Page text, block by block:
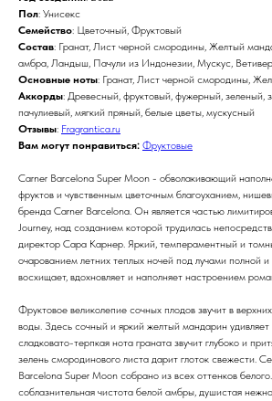
Пол: Унисекс
Семейство: Цветочный, Фруктовый
Состав: Гранат, Лист черной смородины, Желтый
амбра, Ландыш, Пачули из Индонезии, Мускус, Ветивер
Основные ноты: Гранат, Лист черной смородины,
Аккорды: Древесный, фруктовый, фужерный, зеленый,
пачулиевый, мягкий пряный, белые цветы, мускусный
Отзывы: Fragrantica.ru
Вам могут понравиться: Фруктовые
Carner Barcelona Super Moon - обволакивающий
фруктов и чувственным цветочным благоуханием,
бренда Carner Barcelona. Он является частью
Journey, над созданием которой трудилась
директор Сара Карнер. Яркий, темпераментный и
очарованием летних теплых ночей под лучами
восхищает, вдохновляет и наполняет настроением
Фруктовое великолепие сочных плодов звучит в
воды. Здесь сочный и яркий желтый мандарин
сладковато-терпкая нота граната звучит глубоко и
зелень смородинового листа дарит глоток свежести.
Barcelona Super Moon собрано из всех оттенков
соблазнительная чистота белой амбры, душистая